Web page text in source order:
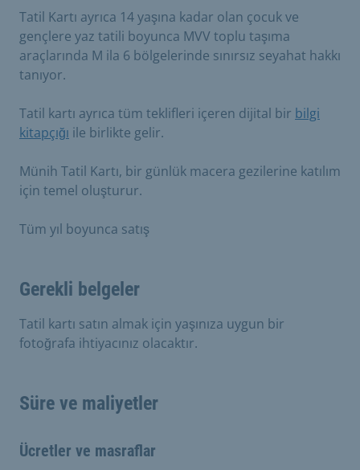
Tatil Kartı ayrıca 14 yaşına kadar olan çocuk ve
gençlere yaz tatili boyunca MVV toplu taşıma
araçlarında M ila 6 bölgelerinde sınırsız seyahat hakkı
tanıyor.
Tatil kartı ayrıca tüm teklifleri içeren dijital bir bilgi
kitapçığı ile birlikte gelir.
Münih Tatil Kartı, bir günlük macera gezilerine katılım
için temel oluşturur.
Tüm yıl boyunca satış
Gerekli belgeler
Tatil kartı satın almak için yaşınıza uygun bir
fotoğrafa ihtiyacınız olacaktır.
Süre ve maliyetler
Ücretler ve masraflar